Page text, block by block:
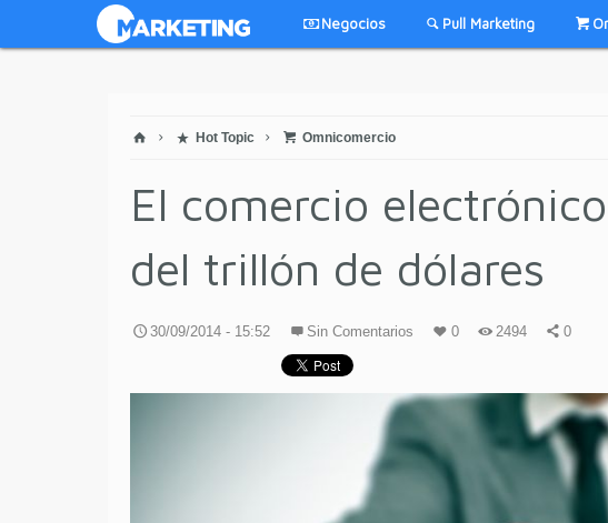
Negocios Pull Marketing
Hot Topic Omnicomercio
El comercio
del trillón de dólares
30/09/2014 - 15:52 Sin Comentarios 0 2494 0